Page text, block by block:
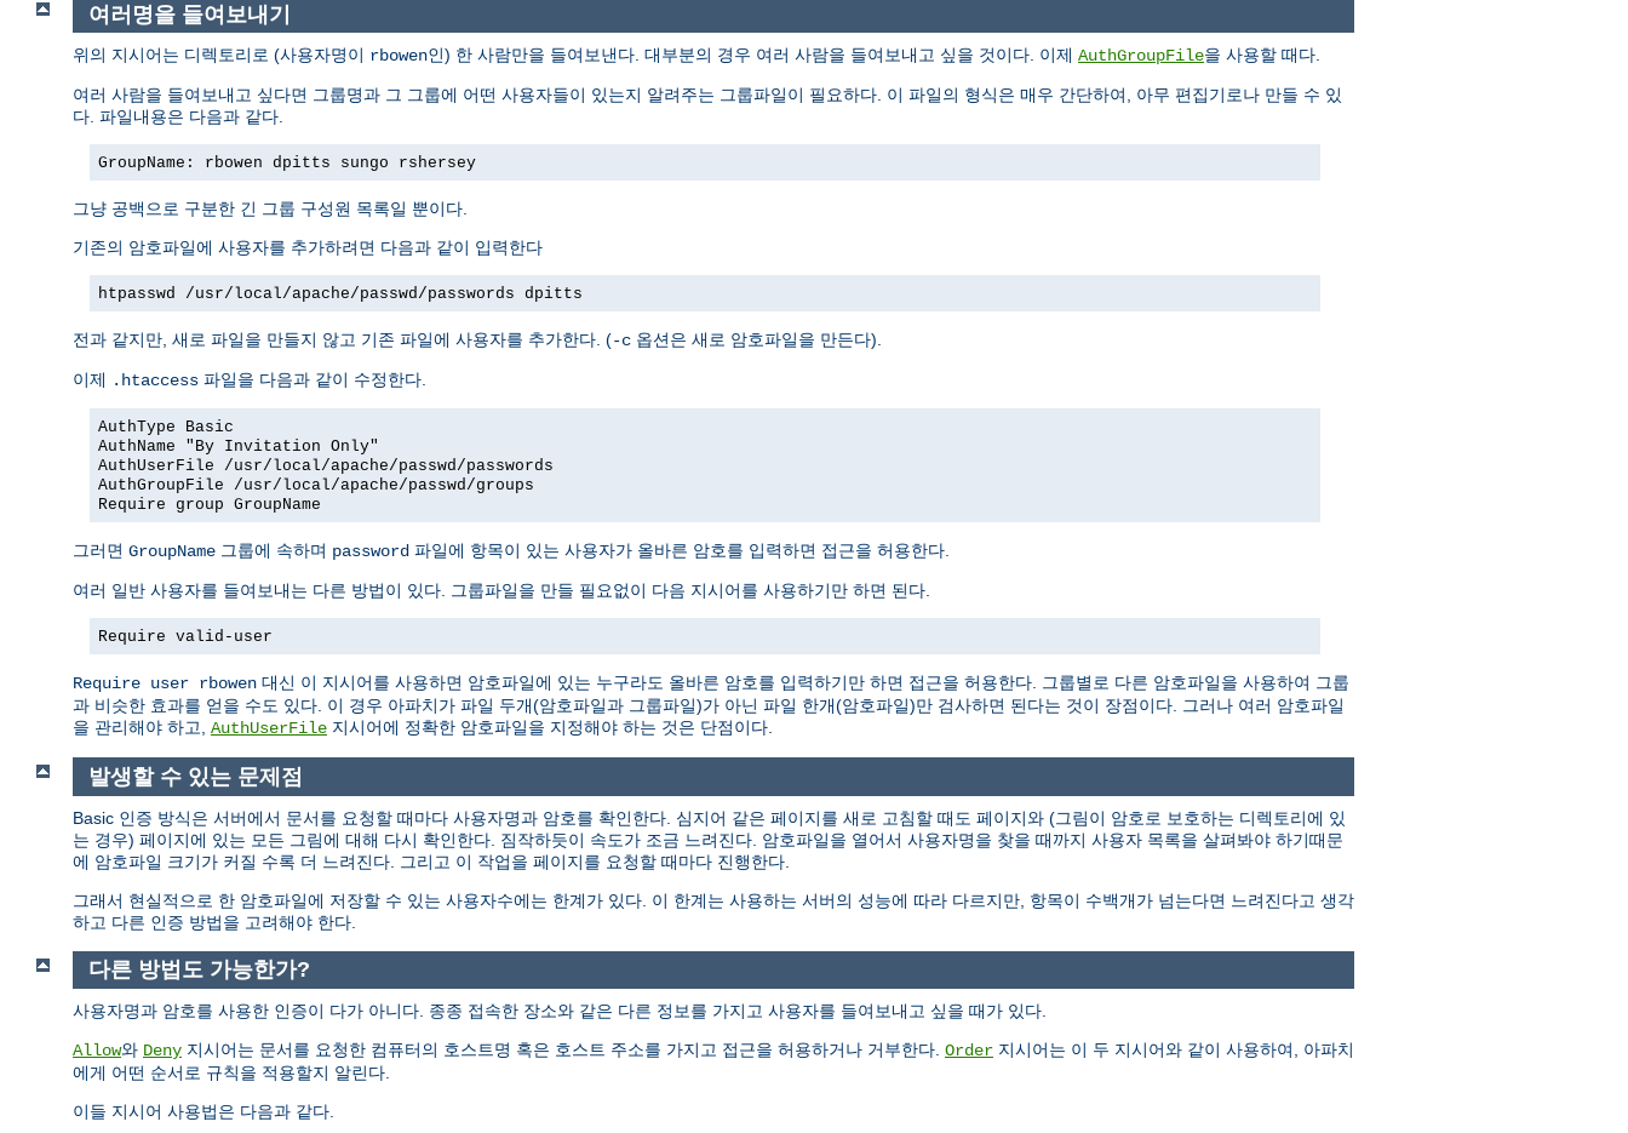
여러명을 들여보내기
위의 지시어는 디렉토리로 (사용자명이 rbowen인) 한 사람만을 들여보낸다. 대부분의 경우 여러 사람을 들여보내고 싶을 것이다. 이제 AuthGroupFile을 사용할 때다.
여러 사람을 들여보내고 싶다면 그룹명과 그 그룹에 어떤 사용자들이 있는지 알려주는 그룹파일이 필요하다. 이 파일의 형식은 매우 간단하여, 아무 편집기로나 만들 수 있
다. 파일내용은 다음과 같다.
GroupName: rbowen dpitts sungo rshersey
그냥 공백으로 구분한 긴 그룹 구성원 목록일 뿐이다.
기존의 암호파일에 사용자를 추가하려면 다음과 같이 입력한다
htpasswd /usr/local/apache/passwd/passwords dpitts
전과 같지만, 새로 파일을 만들지 않고 기존 파일에 사용자를 추가한다. (-c 옵션은 새로 암호파일을 만든다).
이제 .htaccess 파일을 다음과 같이 수정한다.
AuthType Basic
AuthName "By Invitation Only"
AuthUserFile /usr/local/apache/passwd/passwords
AuthGroupFile /usr/local/apache/passwd/groups
Require group GroupName
그러면 GroupName 그룹에 속하며 password 파일에 항목이 있는 사용자가 올바른 암호를 입력하면 접근을 허용한다.
여러 일반 사용자를 들여보내는 다른 방법이 있다. 그룹파일을 만들 필요없이 다음 지시어를 사용하기만 하면 된다.
Require valid-user
Require user rbowen 대신 이 지시어를 사용하면 암호파일에 있는 누구라도 올바른 암호를 입력하기만 하면 접근을 허용한다. 그룹별로 다른 암호파일을 사용하여 그룹
과 비슷한 효과를 얻을 수도 있다. 이 경우 아파치가 파일 두개(암호파일과 그룹파일)가 아닌 파일 한개(암호파일)만 검사하면 된다는 것이 장점이다. 그러나 여러 암호파일
을 관리해야 하고, AuthUserFile 지시어에 정확한 암호파일을 지정해야 하는 것은 단점이다.
발생할 수 있는 문제점
Basic 인증 방식은 서버에서 문서를 요청할 때마다 사용자명과 암호를 확인한다. 심지어 같은 페이지를 새로 고침할 때도 페이지와 (그림이 암호로 보호하는 디렉토리에 있
는 경우) 페이지에 있는 모든 그림에 대해 다시 확인한다. 짐작하듯이 속도가 조금 느려진다. 암호파일을 열어서 사용자명을 찾을 때까지 사용자 목록을 살펴봐야 하기때문
에 암호파일 크기가 커질 수록 더 느려진다. 그리고 이 작업을 페이지를 요청할 때마다 진행한다.
그래서 현실적으로 한 암호파일에 저장할 수 있는 사용자수에는 한계가 있다. 이 한계는 사용하는 서버의 성능에 따라 다르지만, 항목이 수백개가 넘는다면 느려진다고 생각
하고 다른 인증 방법을 고려해야 한다.
다른 방법도 가능한가?
사용자명과 암호를 사용한 인증이 다가 아니다. 종종 접속한 장소와 같은 다른 정보를 가지고 사용자를 들여보내고 싶을 때가 있다.
Allow와 Deny 지시어는 문서를 요청한 컴퓨터의 호스트명 혹은 호스트 주소를 가지고 접근을 허용하거나 거부한다. Order 지시어는 이 두 지시어와 같이 사용하여, 아파치
에게 어떤 순서로 규칙을 적용할지 알린다.
이들 지시어 사용법은 다음과 같다.